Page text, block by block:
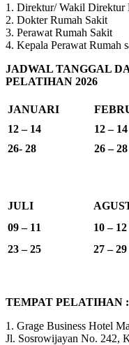
1. Direktur/ Wakil Direktur
2. Dokter Rumah Sakit
3. Perawat Rumah Sakit
4. Kepala Perawat Rumah
JADWAL TANGGAL
PELATIHAN 2026
JANUARI
12 – 14
12 – 14
26- 28
26 – 28
JULI
09 – 11
10 – 12
23 – 25
27 – 29
TEMPAT PELATIHAN :
1. Grage Business Hotel
Jl. Sosrowijayan No. 242,